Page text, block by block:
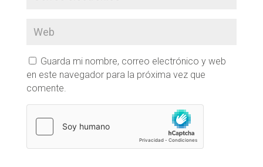
Guarda mi nombre, correo electrónico y web
en este navegador para la próxima vez que
comente.